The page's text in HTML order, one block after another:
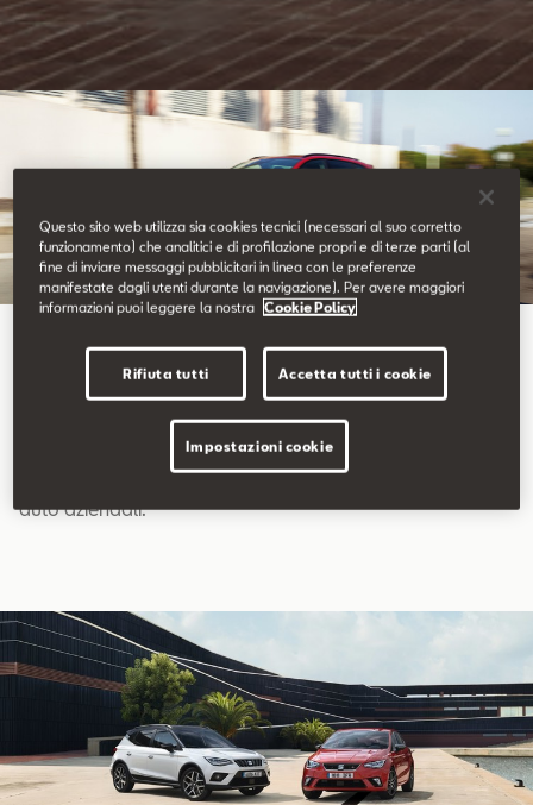
Configuratore
Sei tu alla guida.
Scegli l’efficienza e l’eleganza della nostra gamma di
auto aziendali.
Questo sito web utilizza sia cookies tecnici (necessari al suo corretto
funzionamento) che analitici e di profilazione propri e di terze parti (al
fine di inviare messaggi pubblicitari in linea con le preferenze
manifestate dagli utenti durante la navigazione). Per avere maggiori
informazioni puoi leggere la nostra
Cookie Policy
Rifiuta tutti Accetta tutti i cookie
Impostazioni cookie